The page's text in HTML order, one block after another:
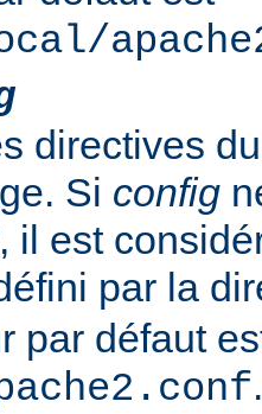
directives
Si config
il est
par la
par défaut
.